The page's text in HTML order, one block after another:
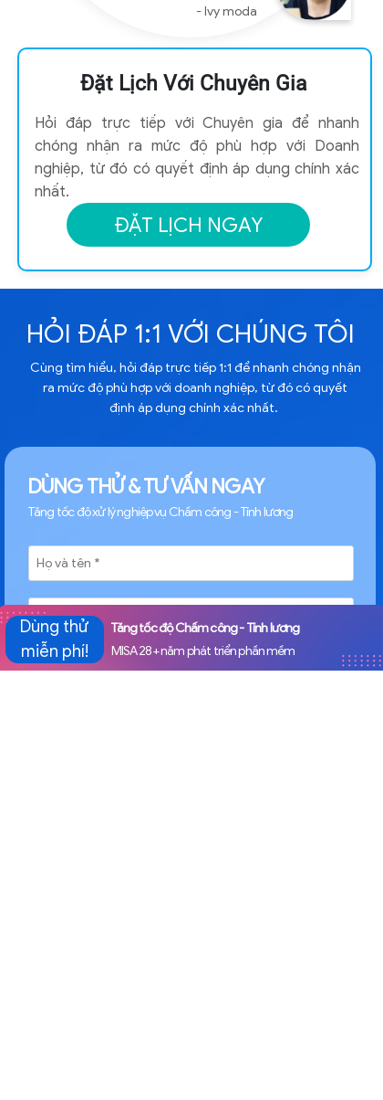
Đặt Lịch Với Chuyên Gia
Hỏi đáp trực tiếp với Chuyên gia để nhanh
chóng nhận ra mức độ phù hợp với Doanh
nghiệp, từ đó có quyết định áp dụng chính xác
nhất.
ĐẶT LỊCH NGAY
- Ivy moda
HỎI ĐÁP 1:1 VỚI CHÚNG TÔI
Cùng tìm hiểu, hỏi đáp trực tiếp 1:1 để nhanh chóng nhận
ra mức độ phù hợp với doanh nghiệp, từ đó có quyết
định áp dụng chính xác nhất.
Tăng tốc độ xử lý nghiệp vụ Chấm công - Tính lương
DÙNG THỬ & TƯ VẤN NGAY
Nghe hay đấy! =>
Tăng tốc độ Chấm công - Tính lương
MISA 28+ năm phát triển phần mềm
Dùng thử
miễn phí!